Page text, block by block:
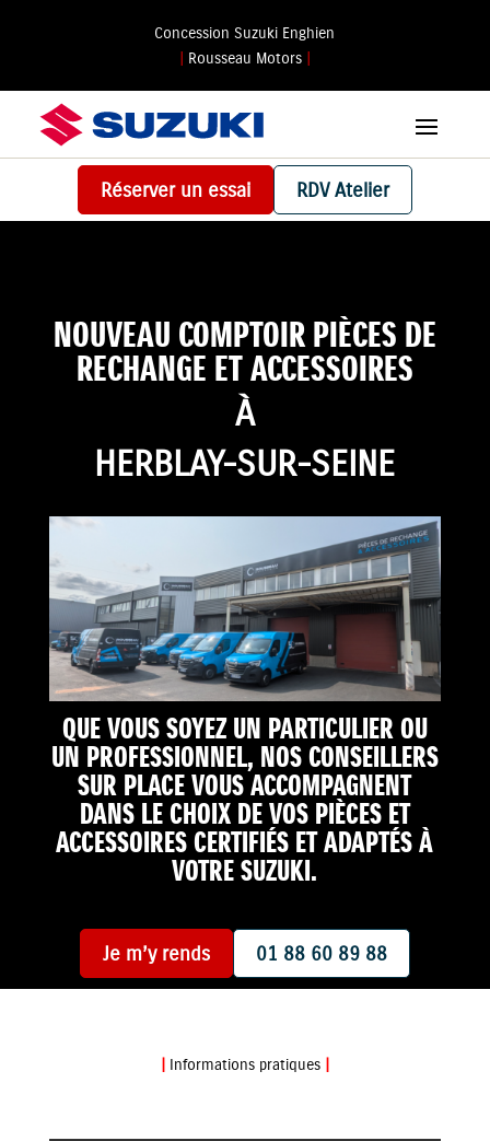
Concession Suzuki Enghien
| Rousseau Motors |
Réserver un essai RDV Atelier
NOUVEAU COMPTOIR PIÈCES DE
RECHANGE ET ACCESSOIRES
À
HERBLAY-SUR-SEINE
QUE VOUS SOYEZ UN PARTICULIER OU
UN PROFESSIONNEL, NOS CONSEILLERS
SUR PLACE VOUS ACCOMPAGNENT
DANS LE CHOIX DE VOS PIÈCES ET
ACCESSOIRES CERTIFIÉS ET ADAPTÉS À
VOTRE SUZUKI.
Je m’y rends 01 88 60 89 88
|Informations pratiques |